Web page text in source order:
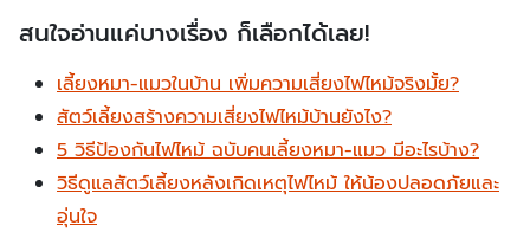
สนใจอ่านแค่บางเรื่อง ก็เลือกได้เลย!
เลี้ยงหมา-แมวในบ้าน เพิ่มความเสี่ยงไฟไหม้จริงมั้ย?
สัตว์เลี้ยงสร้างความเสี่ยงไฟไหม้บ้านยังไง?
5 วิธีป้องกันไฟไหม้ ฉบับคนเลี้ยงหมา-แมว มีอะไรบ้าง?
วิธีดูแลสัตว์เลี้ยงหลังเกิดเหตุไฟไหม้ ให้น้องปลอดภัยและ
อุ่นใจ